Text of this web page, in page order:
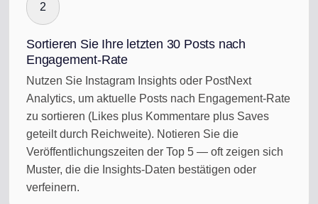
2
Sortieren Sie Ihre letzten 30 Posts nach
Engagement-Rate
Nutzen Sie Instagram Insights oder PostNext
Analytics, um aktuelle Posts nach Engagement-Rate
zu sortieren (Likes plus Kommentare plus Saves
geteilt durch Reichweite). Notieren Sie die
Veröffentlichungszeiten der Top 5 — oft zeigen sich
Muster, die die Insights-Daten bestätigen oder
verfeinern.